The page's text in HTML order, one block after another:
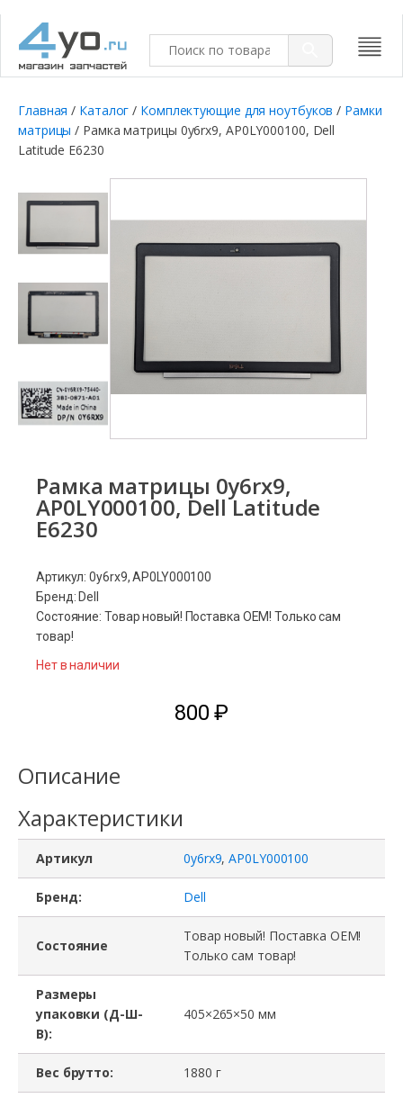
Главная / Каталог / Комплектующие для ноутбуков / Рамки
матрицы / Рамка матрицы 0y6rx9, AP0LY000100, Dell
Latitude E6230
Рамка матрицы 0y6rx9,
AP0LY000100, Dell Latitude
E6230
Артикул: 0y6rx9, AP0LY000100
Бренд: Dell
Состояние: Товар новый! Поставка ОЕМ! Только сам
товар!
Нет в наличии
800₽
Описание
Характеристики
Артикул 0y6rx9,AP0LY000100
Бренд: Dell
Состояние
Товар новый! Поставка ОЕМ!
Только сам товар!
Размеры
упаковки (Д-Ш-
В):
405×265×50 мм
Вес брутто: 1880 г